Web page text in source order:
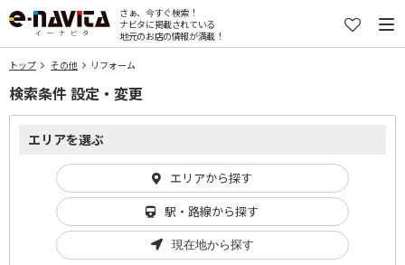
さぁ、今すぐ検索！
ナビタに掲載されている
地元のお店の情報が満載！
トップ その他 リフォーム
検索条件 設定・変更
エリアを選ぶ
エリアから探す
駅・路線から探す
現在地から探す